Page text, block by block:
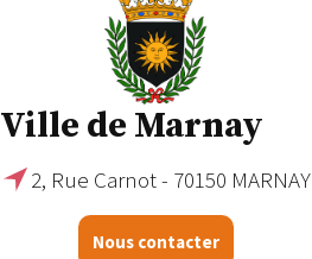
Ville de Marnay
2, Rue Carnot - 70150 MARNAY
Nous contacter